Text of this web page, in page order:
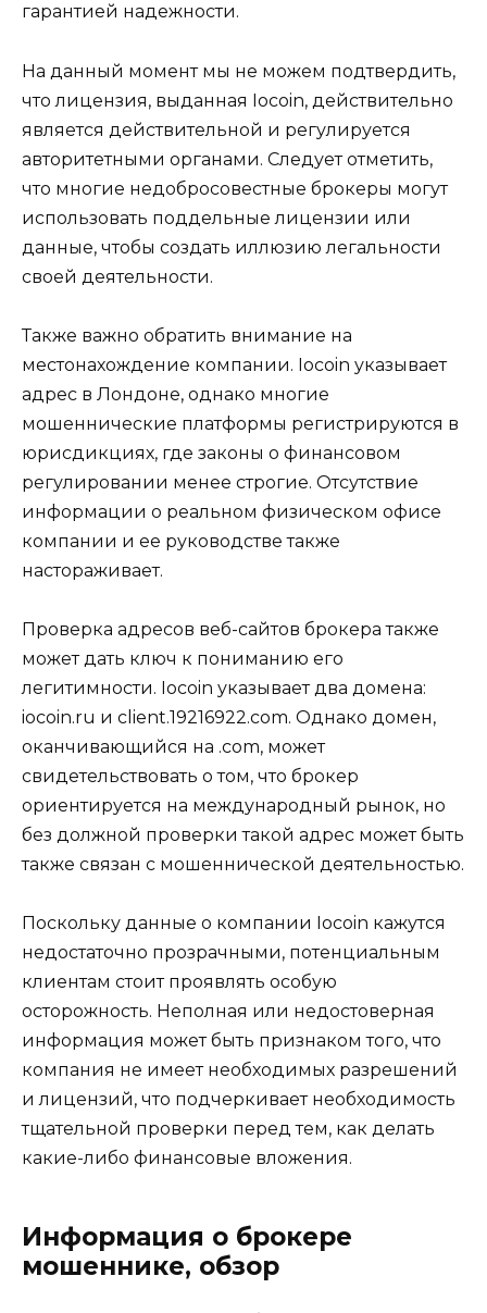
гарантией надежности.
На данный момент мы не можем подтвердить,
что лицензия, выданная Iocoin, действительно
является действительной и регулируется
авторитетными органами. Следует отметить,
что многие недобросовестные брокеры могут
использовать поддельные лицензии или
данные, чтобы создать иллюзию легальности
своей деятельности.
Также важно обратить внимание на
местонахождение компании. Iocoin указывает
адрес в Лондоне, однако многие
мошеннические платформы регистрируются в
юрисдикциях, где законы о финансовом
регулировании менее строгие. Отсутствие
информации о реальном физическом офисе
компании и ее руководстве также
настораживает.
Проверка адресов веб-сайтов брокера также
может дать ключ к пониманию его
легитимности. Iocoin указывает два домена:
iocoin.ru и client.19216922.com. Однако домен,
оканчивающийся на .com, может
свидетельствовать о том, что брокер
ориентируется на международный рынок, но
без должной проверки такой адрес может быть
также связан с мошеннической деятельностью.
Поскольку данные о компании Iocoin кажутся
недостаточно прозрачными, потенциальным
клиентам стоит проявлять особую
осторожность. Неполная или недостоверная
информация может быть признаком того, что
компания не имеет необходимых разрешений
и лицензий, что подчеркивает необходимость
тщательной проверки перед тем, как делать
какие-либо финансовые вложения.
Информация о брокере
мошеннике, обзор